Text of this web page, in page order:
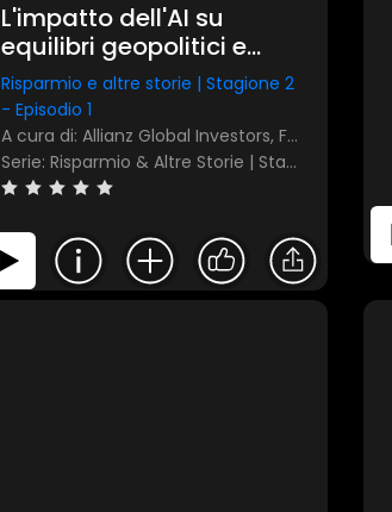
L'impatto dell'AI su
equilibri geopolitici e
dinamiche economiche
con Enzo Corsello, Dario
Fabbri e Marco
Camisani Calzolari
Risparmio e altre storie | Stagione 2
- Episodio 1
A cura di: Allianz Global Investors, FocusRisparmio
Serie: Risparmio & Altre Storie | Stagione 2